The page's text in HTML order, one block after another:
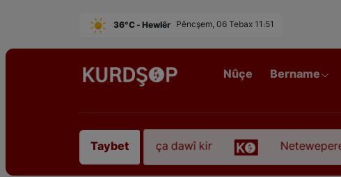
36°C - Hewlêr Pêncşem, 06 Tebax 11:51
Nûçe Bername
Taybet
“Qadirê Sofyanî” koça dawî kir